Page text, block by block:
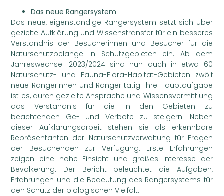
Das neue Rangersystem
Das neue, eigenständige Rangersystem setzt sich über
gezielte Aufklärung und Wissenstransfer für ein besseres
Verständnis der Besucherinnen und Besucher für die
Naturschutzbelange in Schutzgebieten ein. Ab dem
Jahreswechsel 2023/2024 sind nun auch in etwa 60
Naturschutz- und Fauna-Flora-Habitat-Gebieten zwölf
neue Rangerinnen und Ranger tätig. Ihre Hauptaufgabe
ist es, durch gezielte Ansprache und Wissensvermittlung
das Verständnis für die in den Gebieten zu
beachtenden Ge- und Verbote zu steigern. Neben
dieser Aufklärungsarbeit stehen sie als erkennbare
Repräsentanten der Naturschutzverwaltung für Fragen
der Besuchenden zur Verfügung. Erste Erfahrungen
zeigen eine hohe Einsicht und großes Interesse der
Bevölkerung. Der Bericht beleuchtet die Aufgaben,
Erfahrungen und die Bedeutung des Rangersystems für
den Schutz der biologischen Vielfalt.